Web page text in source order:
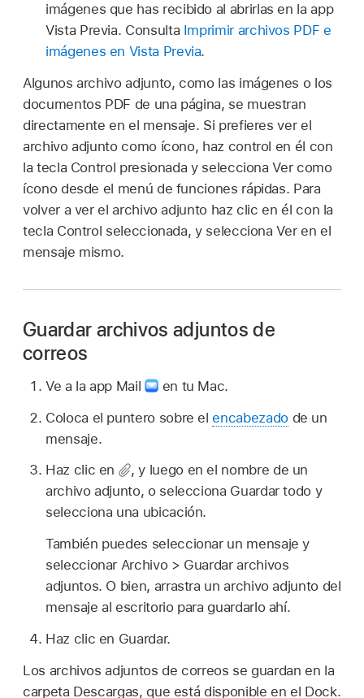
imágenes que has recibido al abrirlas en la app
Vista Previa. Consulta Imprimir archivos PDF e
imágenes en Vista Previa.
Algunos archivo adjunto, como las imágenes o los
documentos PDF de una página, se muestran
directamente en el mensaje. Si prefieres ver el
archivo adjunto como ícono, haz control en él con
la tecla Control presionada y selecciona Ver como
ícono desde el menú de funciones rápidas. Para
volver a ver el archivo adjunto haz clic en él con la
tecla Control seleccionada, y selecciona Ver en el
mensaje mismo.
Guardar archivos adjuntos de
correos
Ve a la app Mail
en tu Mac.
Coloca el puntero sobre elencabezadode un
mensaje.
Haz clic en
,y luego en el nombre de un
archivo adjunto, o selecciona Guardar todo y
selecciona una ubicación.
También puedes seleccionar un mensaje y
seleccionar Archivo > Guardar archivos
adjuntos. O bien, arrastra un archivo adjunto del
mensaje al escritorio para guardarlo ahí.
Haz clic en Guardar.
Los archivos adjuntos de correos se guardan en la
carpeta Descargas, que está disponible en el Dock.